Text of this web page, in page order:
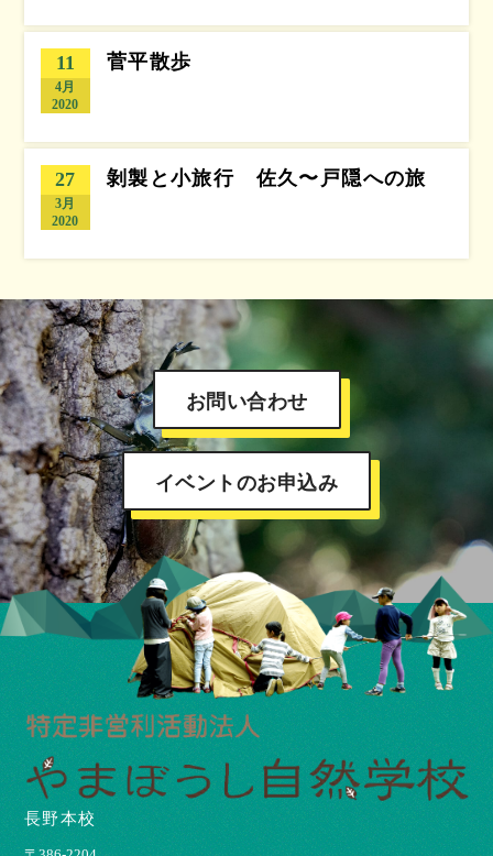
11
4月
2020
菅平散歩
27
3月
2020
剝製と小旅行 佐久〜戸隠への旅
お問い合わせ
イベントのお申込み
長野本校